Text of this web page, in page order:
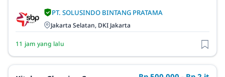
PT. SOLUSINDO BINTANG PRATAMA
Jakarta Selatan, DKI Jakarta
11 jam yang lalu